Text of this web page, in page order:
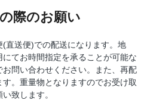
際のお願い
直送便)での配送になります。地
てお時間指定を承ることが可能な
問い合わせください。また、再配
。重量物となりますのでお受け取
致します。